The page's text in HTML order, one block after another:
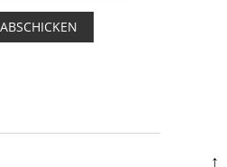
↑